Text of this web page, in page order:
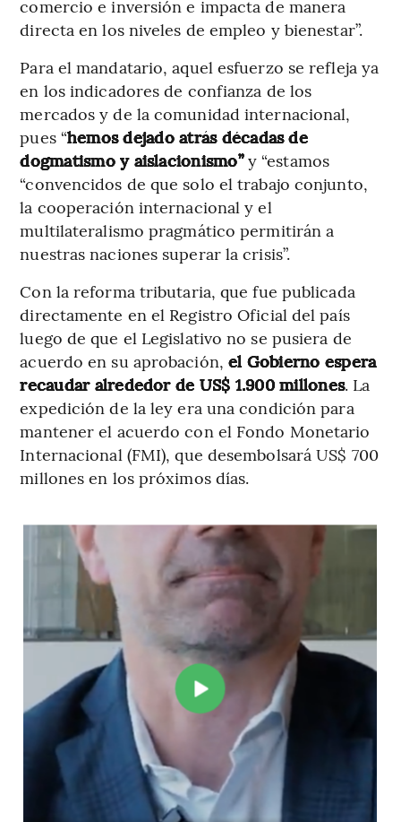
comercio e inversión e impacta de manera
directa en los niveles de empleo y bienestar”.
Para el mandatario, aquel esfuerzo se refleja ya
en los indicadores de confianza de los
mercados y de la comunidad internacional,
pues “hemos dejado atrás décadas de
dogmatismo y aislacionismo”y “estamos
“convencidos de que solo el trabajo conjunto,
la cooperación internacional y el
multilateralismo pragmático permitirán a
nuestras naciones superar la crisis”.
Con la reforma tributaria, que fue publicada
directamente en el Registro Oficial del país
luego de que el Legislativo no se pusiera de
acuerdo en su aprobación, el Gobierno espera
recaudar alrededor de US$ 1.900 millones. La
expedición de la ley era una condición para
mantener el acuerdo con el Fondo Monetario
Internacional (FMI), que desembolsará US$ 700
millones en los próximos días.